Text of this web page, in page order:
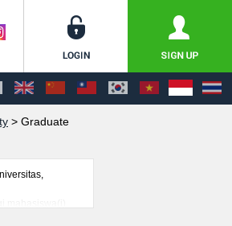
> Graduate
mahasiswa(i)